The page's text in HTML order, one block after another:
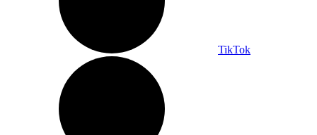
TikTok